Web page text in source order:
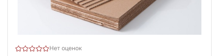
Нет оценок